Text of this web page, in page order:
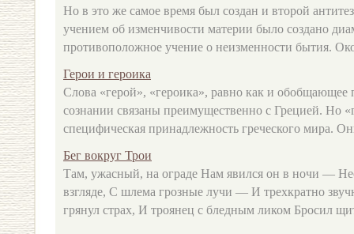
Но в это же самое время был создан и второй
учением об изменчивости материи было создано
противоположное учение о неизменности бытия.
Герои и героика
Слова «герой», «героика», равно как и
сознании связаны преимущественно с Грецией. Но
специфическая принадлежность греческого мира.
Бег вокруг Трои
Там, ужасный, на ограде Нам явился он в ночи —
взгляде, С шлема грозные лучи — И трехкратно
грянул страх, И троянец с бледным ликом Бросил